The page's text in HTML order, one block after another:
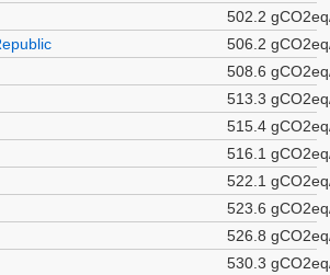
502.2
506.2
508.6
513.3
515.4
516.1
522.1
523.6
526.8
530.3